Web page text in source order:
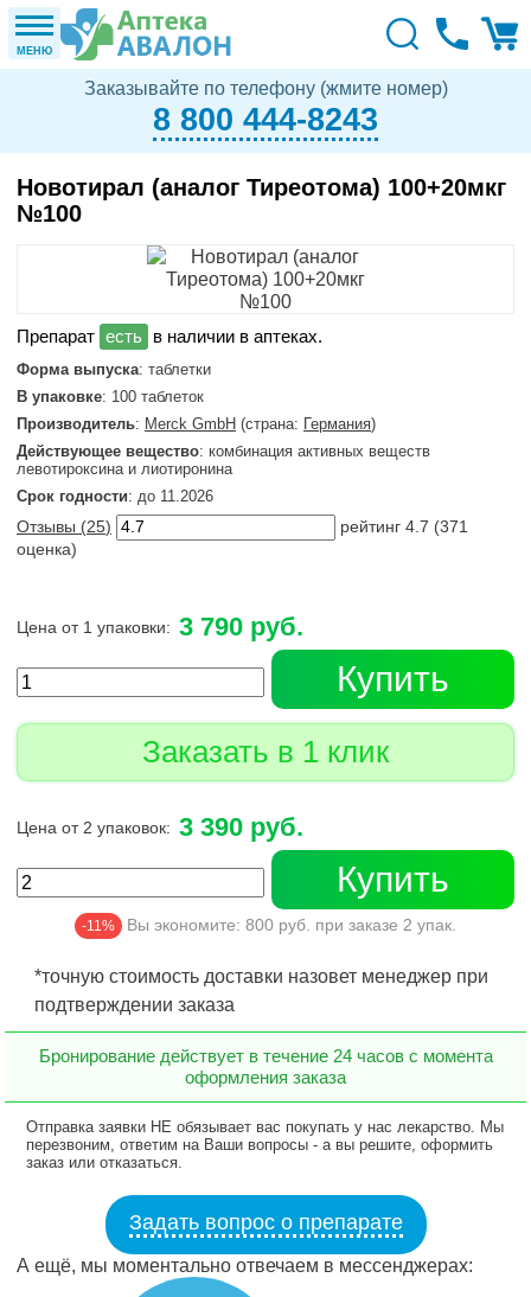
МЕНЮ
Заказывайте по телефону (жмите номер)
8 800 444-8243
Новотирал (аналог Тиреотома) 100+20мкг
№100
в наличии в аптеках.
Форма выпуска: таблетки
В упаковке: 100 таблеток
Производитель: Merck GmbH (страна: Германия)
Действующее вещество: комбинация активных веществ
левотироксина и лиотиронина
Срок годности: до 11.2026
Отзывы (25) рейтинг 4.7 (371
оценка)
Цена от 1 упаковки: 3 790 руб.
Купить
Заказать в 1 клик
Цена от 2 упаковок: 3 390 руб.
Купить
-11% Вы экономите: 800 руб. при заказе 2 упак.
*точную стоимость доставки назовет менеджер при
подтверждении заказа
Бронирование действует в течение 24 часов с момента
оформления заказа
Отправка заявки НЕ обязывает вас покупать у нас лекарство. Мы
перезвоним, ответим на Ваши вопросы - а вы решите, оформить
заказ или отказаться.
Задать вопрос о препарате
А ещё, мы моментально отвечаем в мессенджерах: